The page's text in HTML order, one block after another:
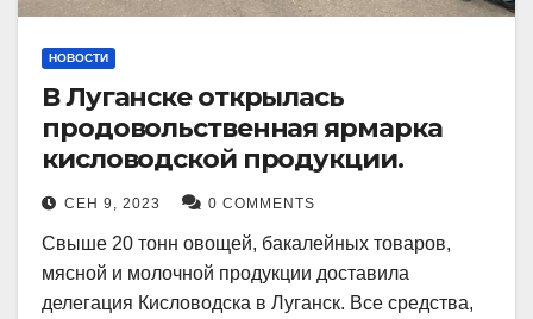
НОВОСТИ
В Луганске открылась
продовольственная ярмарка
кисловодской продукции.
СЕН 9, 2023 0 COMMENTS
Свыше 20 тонн овощей, бакалейных товаров,
мясной и молочной продукции доставила
делегация Кисловодска в Луганск. Все средства,